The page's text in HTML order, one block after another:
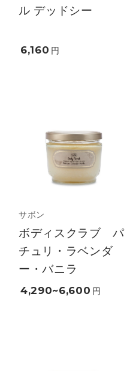
ル デッドシー
6,160 円
サボン
ボディスクラブ パ
チュリ・ラベンダ
ー・バニラ
4,290~6,600 円